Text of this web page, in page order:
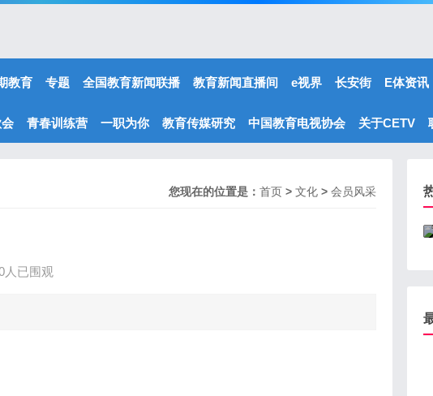
教育 专题 全国教育新闻联播 教育新闻直播间 e视界 长安街 E体资讯
青春训练营 一职为你 教育传媒研究 中国教育电视协会 关于CETV
您现在的位置是： 首页 > 文化 > 会员风采
人已围观